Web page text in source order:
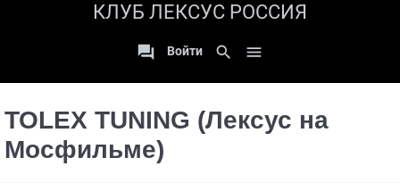
КЛУБ ЛЕКСУС РОССИЯ
 Войти search 
TOLEX TUNING (Лексус на
Мосфильме)